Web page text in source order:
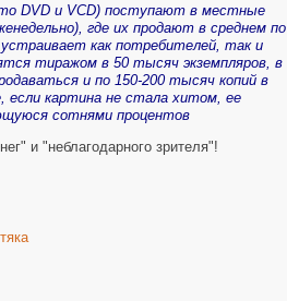
DVD и VCD) поступают в местные
где их продают в среднем по
как потребителей, так и
тиражом в 50 тысяч экземпляров, в
и по 150-200 тысяч копий в
если картина не стала хитом, ее
сотнями процентов
и "неблагодарного зрителя"!